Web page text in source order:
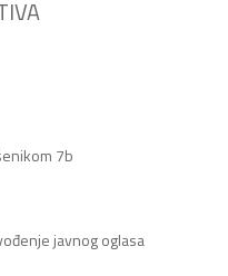
7b
javnog oglasa